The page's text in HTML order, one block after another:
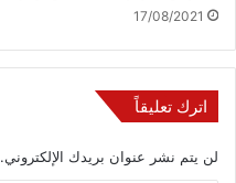
17/08/2021
اترك تعليقاً
لن يتم نشر عنوان بريدك الإلكتروني.